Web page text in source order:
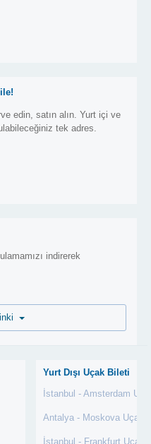
edin, satın alın. Yurt içi ve
tek adres.
indirerek
Yurt Dışı Uçak Bileti
İstanbul - Amsterdam
Antalya - Moskova Uçak
İstanbul - Frankfurt Uçak